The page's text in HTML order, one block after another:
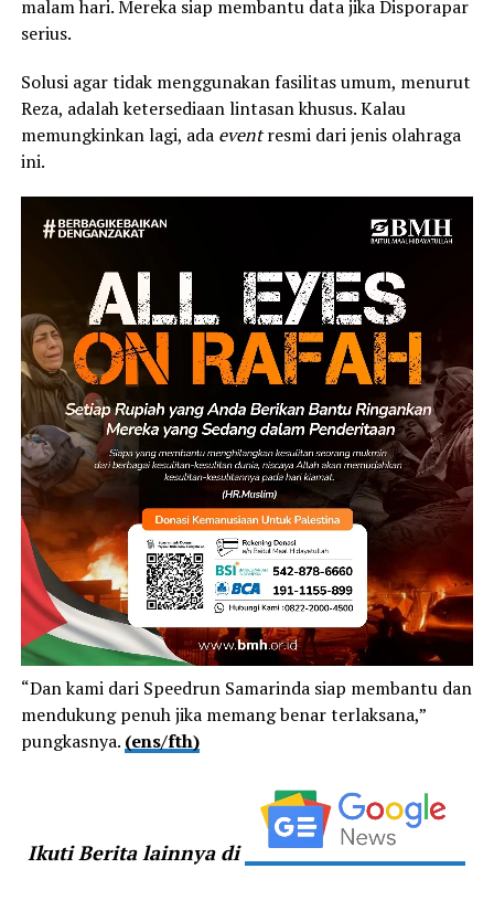
malam hari. Mereka siap membantu data jika Disporapar
serius.
Solusi agar tidak menggunakan fasilitas umum, menurut
Reza, adalah ketersediaan lintasan khusus. Kalau
memungkinkan lagi, ada eventresmi dari jenis olahraga
ini.
“Dan kami dari Speedrun Samarinda siap membantu dan
mendukung penuh jika memang benar terlaksana,”
pungkasnya. (ens/fth)
Ikuti Berita lainnya di